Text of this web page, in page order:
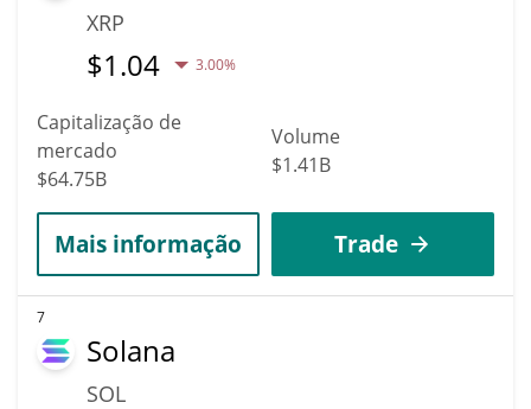
XRP
$1.04 3.00%
Capitalização de
mercado
$64.75B
Volume
$1.41B
Mais informação Trade
7
Solana
SOL